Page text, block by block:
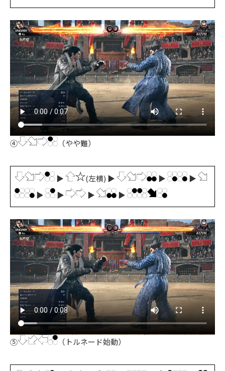
④ （やや難）
▶ (左横) ▶ ▶
▶
▶
▶ ▶ ▶
⑤ （トルネード始動）